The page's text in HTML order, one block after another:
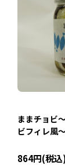
ままチョビ
ビフィレ風
864円(税